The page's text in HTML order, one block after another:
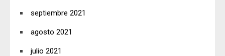
septiembre 2021
agosto 2021
julio 2021